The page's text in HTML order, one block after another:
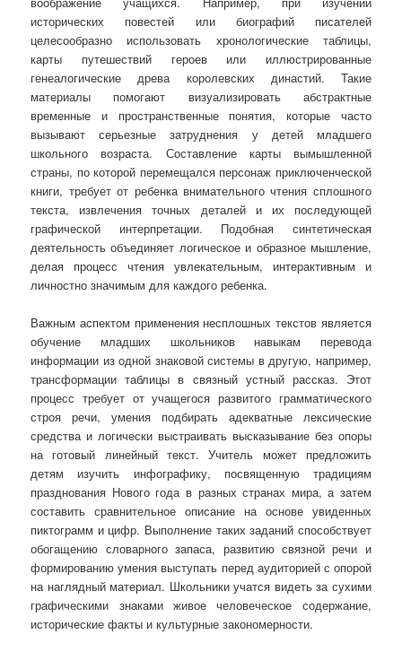
исторических повестей или биографий писателей
целесообразно использовать хронологические таблицы,
карты путешествий героев или иллюстрированные
генеалогические древа королевских династий. Такие
материалы помогают визуализировать абстрактные
временные и пространственные понятия, которые часто
вызывают серьезные затруднения у детей младшего
школьного возраста. Составление карты вымышленной
страны, по которой перемещался персонаж приключенческой
книги, требует от ребенка внимательного чтения сплошного
текста, извлечения точных деталей и их последующей
графической интерпретации. Подобная синтетическая
деятельность объединяет логическое и образное мышление,
делая процесс чтения увлекательным, интерактивным и
личностно значимым для каждого ребенка.
Важным аспектом применения несплошных текстов является
обучение младших школьников навыкам перевода
информации из одной знаковой системы в другую, например,
трансформации таблицы в связный устный рассказ. Этот
процесс требует от учащегося развитого грамматического
строя речи, умения подбирать адекватные лексические
средства и логически выстраивать высказывание без опоры
на готовый линейный текст. Учитель может предложить
детям изучить инфографику, посвященную традициям
празднования Нового года в разных странах мира, а затем
составить сравнительное описание на основе увиденных
пиктограмм и цифр. Выполнение таких заданий способствует
обогащению словарного запаса, развитию связной речи и
формированию умения выступать перед аудиторией с опорой
на наглядный материал. Школьники учатся видеть за сухими
графическими знаками живое человеческое содержание,
исторические факты и культурные закономерности.